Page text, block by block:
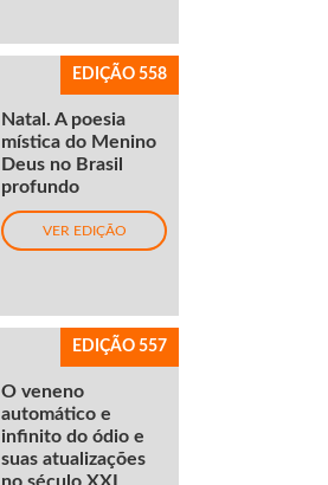
EDIÇÃO 558
Natal. A poesia
mística do Menino
Deus no Brasil
profundo
VER EDIÇÃO
EDIÇÃO 557
O veneno
automático e
infinito do ódio e
suas atualizações